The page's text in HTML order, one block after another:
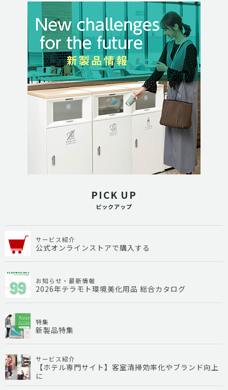
PICK UP
ピックアップ
サービス紹介
公式オンラインストアで購入する
お知らせ・最新情報
2026年テラモト環境美化用品 総合カタログ
特集
新製品特集
サービス紹介
【ホテル専門サイト】客室清掃効率化やブランド向上
に